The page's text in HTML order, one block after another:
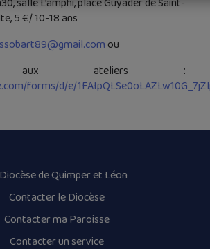
5 €/ 10-18 ans
ou
aux ateliers :
forms/d/e/
de Quimper et Léon
Contacter le Diocèse
Contacter ma Paroisse
Contacter un service